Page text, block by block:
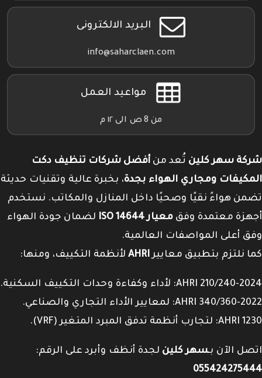
البريد الالكترونى
info@saharclaen.com
مواعيد العمل
من 8 ص الى ١٢ م
شركة سهر كلين تُعد من أفضل شركات تنظيف دكت
المكيفات ومجاري الهواء بجدة، بخبرة عالية وتقنيات حديثة
تضمن هواءً نقيًا وصحيًا داخل المنازل والمكاتب. نستخدم
أجهزة معتمدة وفق معيار ISO 14644
لضمان جودة الهواء
وفق أعلى المواصفات العالمية.
كما نلتزم بتطبيق معاييرAHRI لأنظمة التكييف، ومنها:
AHRI 210/240-2024: لأداء وكفاءة وحدات التكييف السكنية.
AHRI 340/360-2022: لمعايير الأداء التجاري والصناعي.
AHRI 1230: لتجارب أنظمة تدفق المبرد المتغير (VRF).
اتصل الآن بـسهر كلين لجدة أنظف وأبرد على الرقم:
055424275444